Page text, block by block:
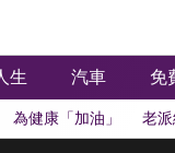
生 汽車 免
為健康「加油」 老